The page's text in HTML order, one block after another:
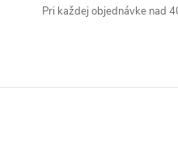
Pri každej objednávke nad